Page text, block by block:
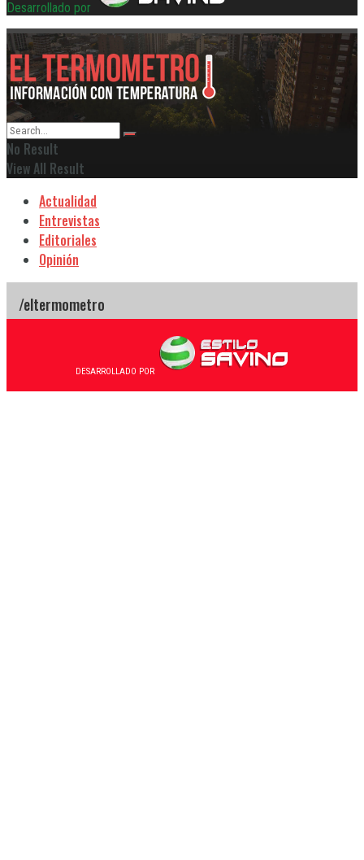
Desarrollado por
No Result
View All Result
Actualidad
Entrevistas
Editoriales
Opinión
DESARROLLADO POR